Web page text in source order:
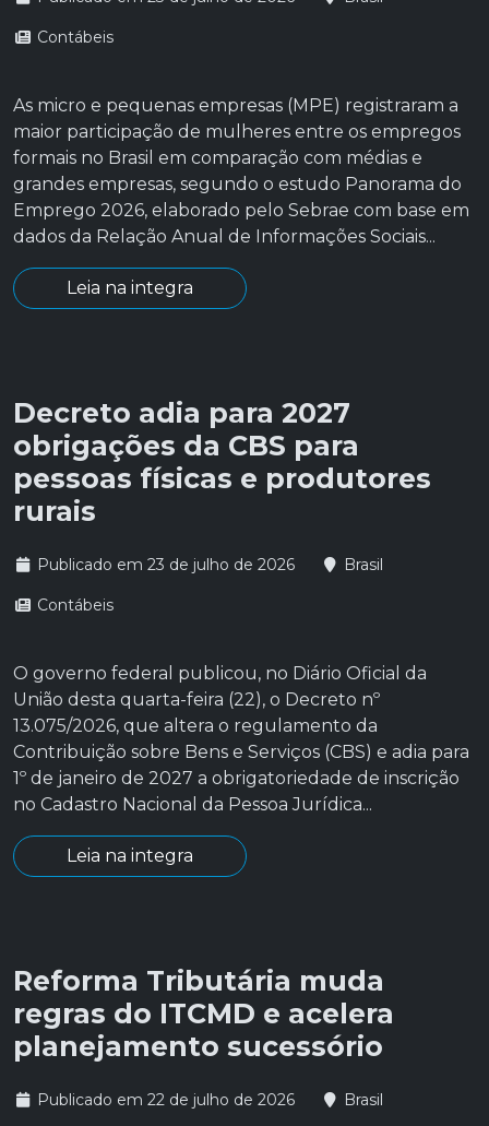
Contábeis
As micro e pequenas empresas (MPE) registraram a
maior participação de mulheres entre os empregos
formais no Brasil em comparação com médias e
grandes empresas, segundo o estudo Panorama do
Emprego 2026, elaborado pelo Sebrae com base em
dados da Relação Anual de Informações Sociais...
Leia na integra
Decreto adia para 2027
obrigações da CBS para
pessoas físicas e produtores
rurais
Publicado em 23 de julho de 2026 Brasil
Contábeis
O governo federal publicou, no Diário Oficial da
União desta quarta-feira (22), o Decreto nº
13.075/2026, que altera o regulamento da
Contribuição sobre Bens e Serviços (CBS) e adia para
1º de janeiro de 2027 a obrigatoriedade de inscrição
no Cadastro Nacional da Pessoa Jurídica...
Leia na integra
Reforma Tributária muda
regras do ITCMD e acelera
planejamento sucessório
Publicado em 22 de julho de 2026 Brasil